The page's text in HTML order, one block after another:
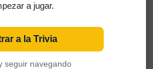
a jugar.
a la Trivia
seguir navegando